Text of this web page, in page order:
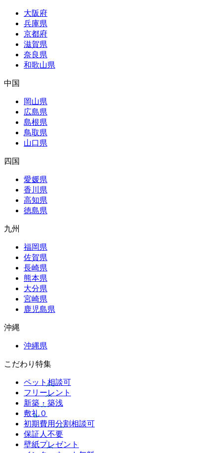
大阪府
兵庫県
京都府
滋賀県
奈良県
和歌山県
中国
岡山県
広島県
島根県
鳥取県
山口県
四国
愛媛県
香川県
高知県
徳島県
九州
福岡県
佐賀県
長崎県
熊本県
大分県
宮崎県
鹿児島県
沖縄
沖縄県
こだわり特集
ペット相談可
フリーレント
新築・築浅
敷礼０
初期費用分割相談可
保証人不要
壁紙プレゼント